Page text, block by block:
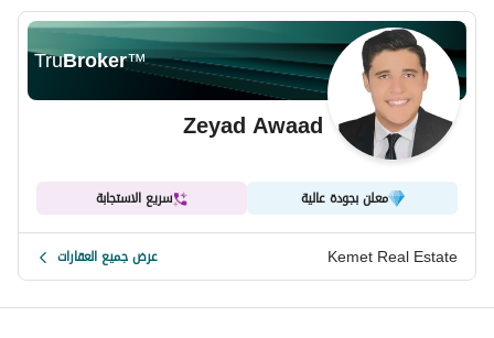
TruBroker™
Zeyad Awaad
معلن بجودة عالية سريع الاستجابة
Kemet Real Estate عرض جميع العقارات